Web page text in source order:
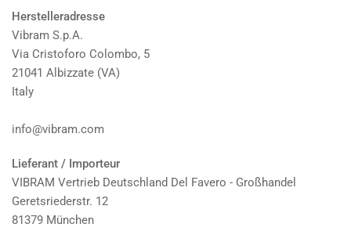
Herstelleradresse
Vibram S.p.A.
Via Cristoforo Colombo, 5
21041 Albizzate (VA)
Italy
info@vibram.com
Lieferant / Importeur
VIBRAM Vertrieb Deutschland Del Favero - Großhandel
Geretsriederstr. 12
81379 München